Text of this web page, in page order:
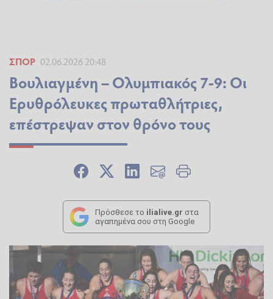
ΣΠΟΡ 02.06.2026 20:48
Βουλιαγμένη – Ολυμπιακός 7-9: Οι
Ερυθρόλευκες πρωταθλήτριες,
επέστρεψαν στον θρόνο τους
Πρόσθεσε το ilialive.gr στα
αγαπημένα σου στη Google